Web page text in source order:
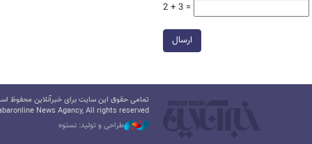
2 + 3 =
ارسال
تمامی حقوق این سایت برای خبرآنلاین محفوظ
News Agancy, All rights reserved
طراحی و تولید: نستوه